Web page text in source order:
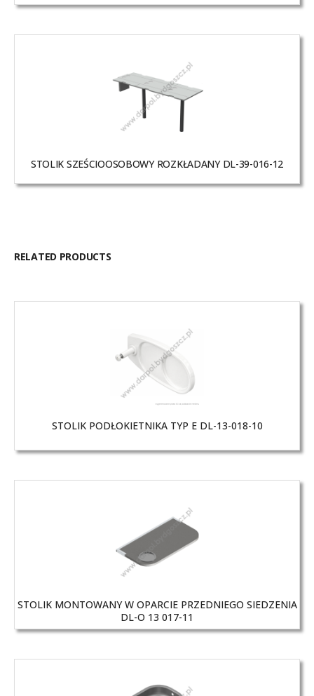
STOLIK SZEŚCIOOSOBOWY ROZKŁADANY DL-39-016-12
RELATED PRODUCTS
STOLIK PODŁOKIETNIKA TYP E DL-13-018-10
STOLIK MONTOWANY W OPARCIE PRZEDNIEGO SIEDZENIA
DL-O 13 017-11